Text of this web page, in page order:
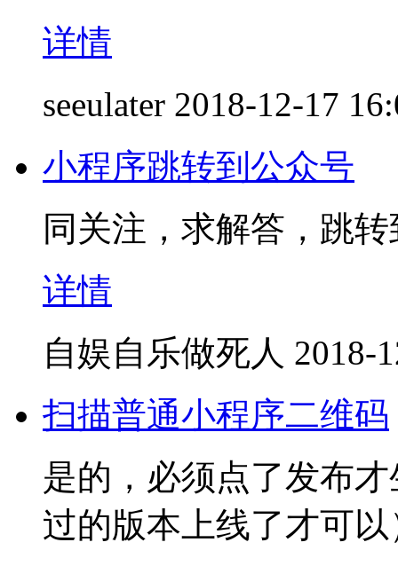
详情
seeulater 2018-12-17
小程序跳转到公众号
同关注，求解答，跳
详情
自娱自乐做死人 2018-
扫描普通小程序二维码
是的，必须点了发布
过的版本上线了才可以